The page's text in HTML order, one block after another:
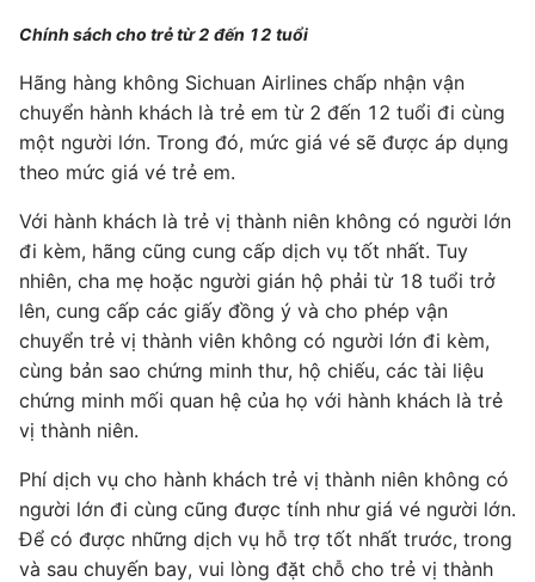
Chính sách cho trẻ từ 2 đến 12 tuổi
Hãng hàng không Sichuan Airlines chấp nhận vận
chuyển hành khách là trẻ em từ 2 đến 12 tuổi đi cùng
một người lớn. Trong đó, mức giá vé sẽ được áp dụng
theo mức giá vé trẻ em.
Với hành khách là trẻ vị thành niên không có người lớn
đi kèm, hãng cũng cung cấp dịch vụ tốt nhất. Tuy
nhiên, cha mẹ hoặc người gián hộ phải từ 18 tuổi trở
lên, cung cấp các giấy đồng ý và cho phép vận
chuyển trẻ vị thành viên không có người lớn đi kèm,
cùng bản sao chứng minh thư, hộ chiếu, các tài liệu
chứng minh mối quan hệ của họ với hành khách là trẻ
vị thành niên.
Phí dịch vụ cho hành khách trẻ vị thành niên không có
người lớn đi cùng cũng được tính như giá vé người lớn.
Để có được những dịch vụ hỗ trợ tốt nhất trước, trong
và sau chuyến bay, vui lòng đặt chỗ cho trẻ vị thành